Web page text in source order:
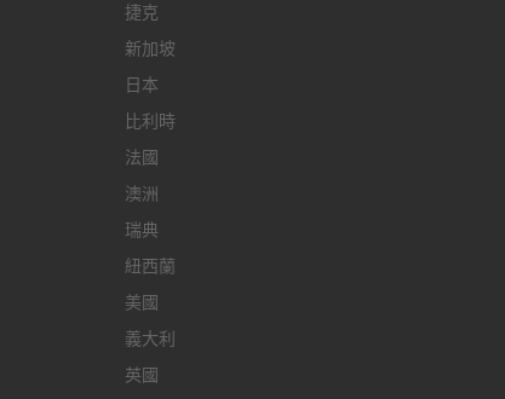
捷克
新加坡
日本
比利時
法國
澳洲
瑞典
紐西蘭
美國
義大利
英國